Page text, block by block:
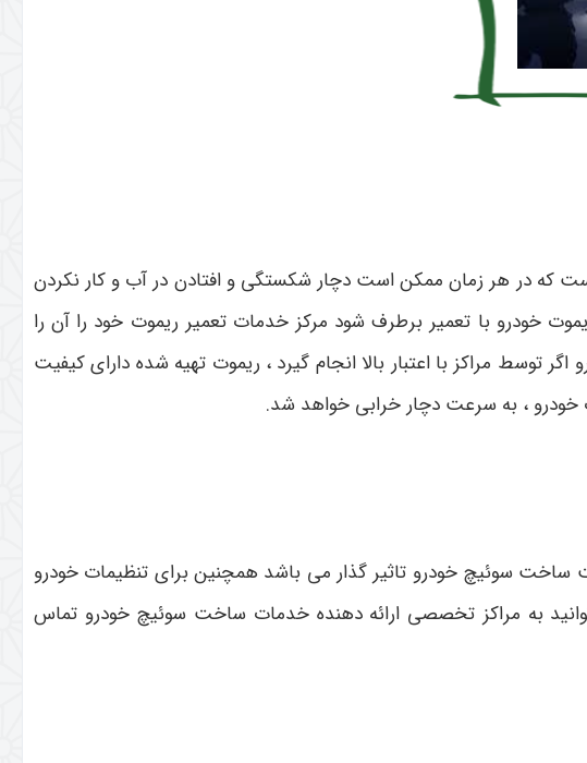
که در هر زمان ممکن است دچار شکستگی و افتادن در آب و کار نکردن
خودرو با تعمیر برطرف شود مرکز خدمات تعمیر ریموت خود را آن را
مراکز با اعتبار بالا انجام گیرد ، ریموت تهیه شده دارای کیفیت
خودرو ، به سرعت دچار خرابی خواهد شد.
سوئیچ خودرو تاثیر گذار می باشد همچنین برای تنظیمات خودرو
به مراکز تخصصی ارائه دهنده خدمات ساخت سوئیچ خودرو تماس